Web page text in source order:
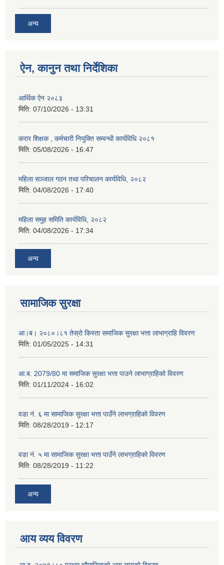
अन्य
ऐन, कानुन तथा निर्देशिका
आर्थिक ऐन २०८३
मिति: 07/10/2026 - 13:31
करार शिक्षक , कर्मचारी नियुक्ति सम्वन्धी कार्यविधि २०८१
मिति: 05/08/2026 - 16:47
महिला सञ्जाल गठन तथा परिचालन कार्यविधि, २०८२
मिति: 04/08/2026 - 17:40
महिला समुह समिति कार्यविधि, २०८२
मिति: 04/08/2026 - 17:34
अन्य
सामाजिक सुरक्षा
आ।ब। २०८०।८१ तेस्रो किस्ता समाजिक सुरक्षा भत्ता लाभाग्राहि विवरण
मिति: 01/05/2025 - 14:31
आ.ब. 2079/80 मा समाजिक सुरक्षा भत्ता पाउने लाभाग्राहिको विवरण
मिति: 01/11/2024 - 16:02
वडा नं. ६ मा सामाजिक सुरक्षा भत्ता पाउँने लाभग्राहिको विवरण
मिति: 08/28/2019 - 12:17
वडा नं. ५ मा सामाजिक सुरक्षा भत्ता पाउँने लाभग्राहिको विवरण
मिति: 08/28/2019 - 11:22
अन्य
आय व्यय विवरण